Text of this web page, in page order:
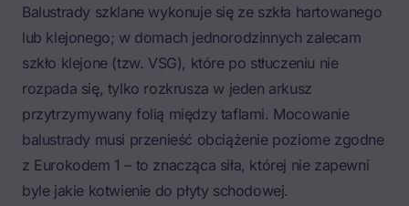
Balustrady szklane wykonuje się ze szkła hartowanego
lub klejonego; w domach jednorodzinnych zalecam
szkło klejone (tzw. VSG), które po stłuczeniu nie
rozpada się, tylko rozkrusza w jeden arkusz
przytrzymywany folią między taflami. Mocowanie
balustrady musi przenieść obciążenie poziome zgodne
z Eurokodem 1 – to znacząca siła, której nie zapewni
byle jakie kotwienie do płyty schodowej.